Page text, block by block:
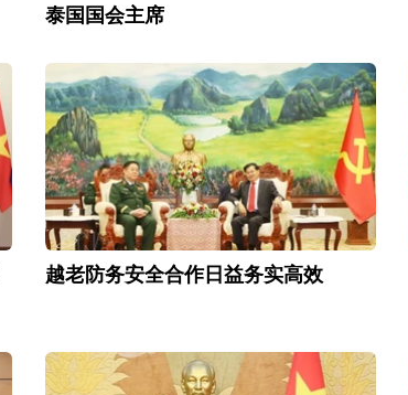
泰国国会主席
越老防务安全合作日益务实高效